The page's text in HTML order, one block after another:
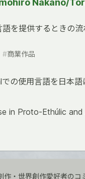
Nakano/
を提供するときの
#商業作品
の使用言語を日本語
in Proto-Ethúlic
・世界創作愛好者のコ